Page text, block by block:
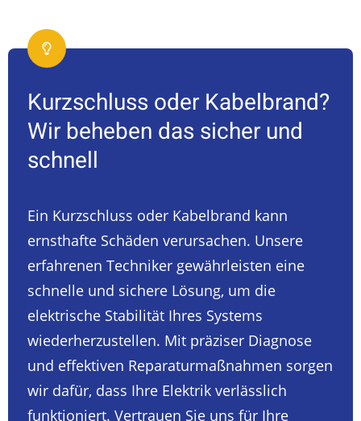
Kurzschluss oder Kabelbrand?
Wir beheben das sicher und
schnell
Ein Kurzschluss oder Kabelbrand kann
ernsthafte Schäden verursachen. Unsere
erfahrenen Techniker gewährleisten eine
schnelle und sichere Lösung, um die
elektrische Stabilität Ihres Systems
wiederherzustellen. Mit präziser Diagnose
und effektiven Reparaturmaßnahmen sorgen
wir dafür, dass Ihre Elektrik verlässlich
funktioniert. Vertrauen Sie uns für Ihre